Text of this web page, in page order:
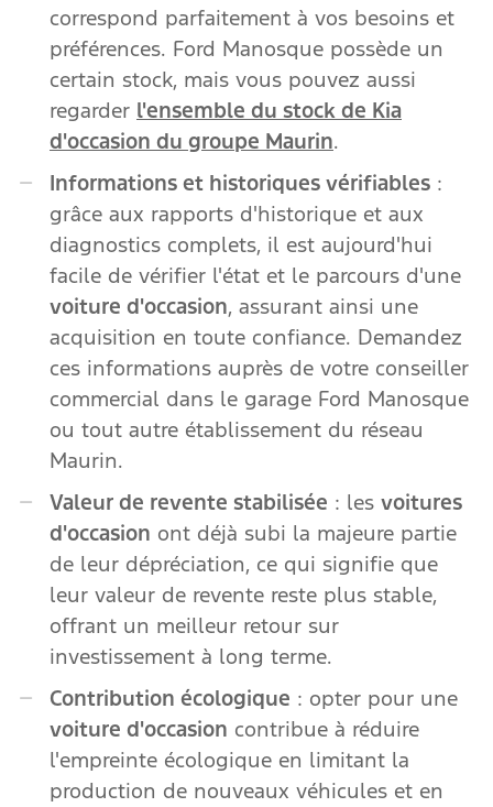
correspond parfaitement à vos besoins et
préférences. Ford Manosque possède un
certain stock, mais vous pouvez aussi
regarder l'ensemble du stock de Kia
d'occasion du groupe Maurin.
Informations et historiques vérifiables :
grâce aux rapports d'historique et aux
diagnostics complets, il est aujourd'hui
facile de vérifier l'état et le parcours d'une
voiture d'occasion, assurant ainsi une
acquisition en toute confiance. Demandez
ces informations auprès de votre conseiller
commercial dans le garage Ford Manosque
ou tout autre établissement du réseau
Maurin.
Valeur de revente stabilisée : les voitures
d'occasion ont déjà subi la majeure partie
de leur dépréciation, ce qui signifie que
leur valeur de revente reste plus stable,
offrant un meilleur retour sur
investissement à long terme.
Contribution écologique : opter pour une
voiture d'occasion contribue à réduire
l'empreinte écologique en limitant la
production de nouveaux véhicules et en